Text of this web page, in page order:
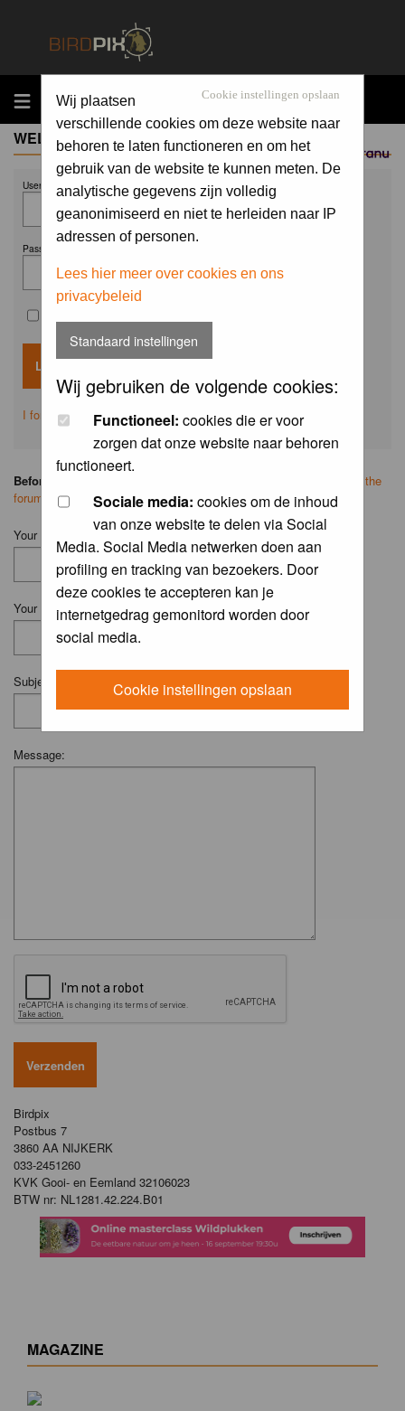
MENU
Sponsored by
Cookie instellingen opslaan
Wij plaatsen
verschillende cookies om deze website naar
behoren te laten functioneren en om het
gebruik van de website te kunnen meten. De
analytische gegevens zijn volledig
geanonimiseerd en niet te herleiden naar IP
adressen of personen.
Lees hier meer over cookies en ons
privacybeleid
Standaard instellingen
Wij gebruiken de volgende cookies:
Functioneel: cookies die er voor
zorgen dat onze website naar behoren
functioneert.
Sociale media: cookies om de inhoud
van onze website te delen via Social
Media. Social Media netwerken doen aan
profiling en tracking van bezoekers. Door
deze cookies te accepteren kan je
internetgedrag gemonitord worden door
social media.
Cookie instellingen opslaan
WELCOME GUEST
Username:
Password:
I forgot my password
Before you ask your question:
search on the
forum
first.
Your Name (Fill in your username if you have one):
Your Email:
Subject:
Message:
Birdpix
Postbus 7
3860 AA NIJKERK
033-2451260
KVK Gooi- en Eemland 32106023
BTW nr: NL1281.42.224.B01
MAGAZINE